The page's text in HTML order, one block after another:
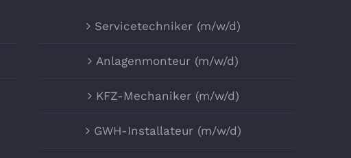
Servicetechniker (m/w/d)
Anlagenmonteur (m/w/d)
KFZ-Mechaniker (m/w/d)
GWH-Installateur (m/w/d)